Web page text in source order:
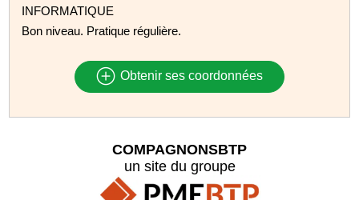
INFORMATIQUE
Bon niveau. Pratique régulière.
Obtenir ses coordonnées
COMPAGNONSBTP
un site du groupe